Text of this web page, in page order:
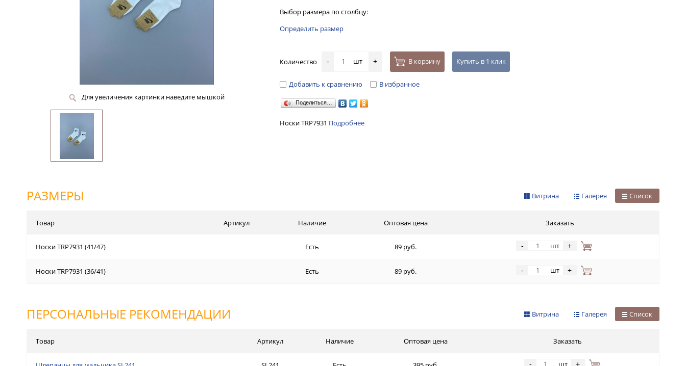
Для увеличения картинки наведите мышкой
Выбор размера по столбцу:
Определить размер
Количество - шт + В корзину Купить в 1 клик
Добавить к сравнению В избранное
Поделиться…
Носки TRP7931 Подробнее
РАЗМЕРЫ Список
Галерея
Витрина
Товар Артикул Наличие Оптовая цена Заказать
Носки TRP7931 (41/47) Есть 89 руб. - шт +
Носки TRP7931 (36/41) Есть 89 руб. - шт +
ПЕРСОНАЛЬНЫЕ РЕКОМЕНДАЦИИ Список
Галерея
Витрина
Товар Артикул Наличие Оптовая цена Заказать
- шт +